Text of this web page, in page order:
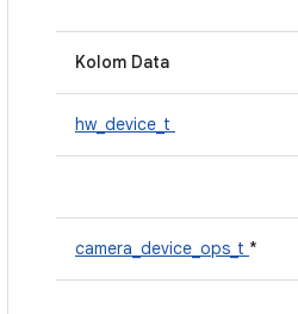
Kolom Data
hw_device_t
camera_device_ops_t *